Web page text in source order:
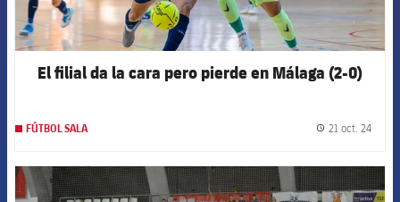
El filial da la cara pero pierde en Málaga (2-0)
FÚTBOL SALA 21 oct. 24
FCB Barcelona badge